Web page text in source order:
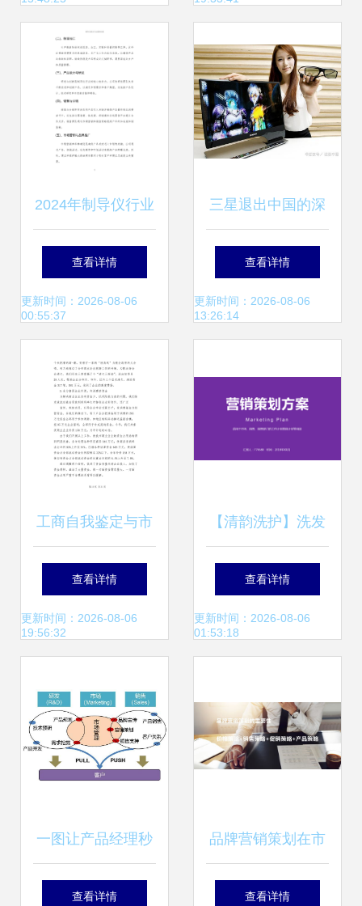
划
2024年制导仪行业
营销方案与市场策
划
查看详情
更新时间：2026-08-06
00:55:37
三星退出中国的深
层次原因 营销策略
的四大失误
查看详情
更新时间：2026-08-06
13:26:14
工商自我鉴定与市
场营销策划的协同
路径探析
查看详情
更新时间：2026-08-06
19:56:32
【清韵洗护】洗发
水产品市场营销策
划方案
查看详情
更新时间：2026-08-06
01:53:18
一图让产品经理秒
懂市场营销的本质
查看详情
品牌营销策划在市
场竞争中的核心作
查看详情